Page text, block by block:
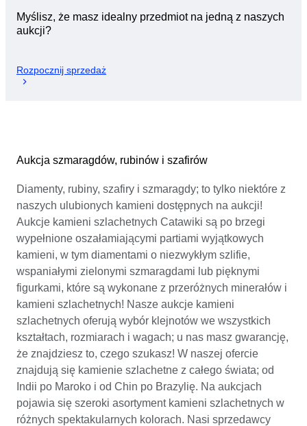
Myślisz, że masz idealny przedmiot na jedną z naszych
aukcji?
Rozpocznij sprzedaż
Aukcja szmaragdów, rubinów i szafirów
Diamenty, rubiny, szafiry i szmaragdy; to tylko niektóre z
naszych ulubionych kamieni dostępnych na aukcji!
Aukcje kamieni szlachetnych Catawiki są po brzegi
wypełnione oszałamiającymi partiami wyjątkowych
kamieni, w tym diamentami o niezwykłym szlifie,
wspaniałymi zielonymi szmaragdami lub pięknymi
figurkami, które są wykonane z przeróżnych minerałów i
kamieni szlachetnych! Nasze aukcje kamieni
szlachetnych oferują wybór klejnotów we wszystkich
kształtach, rozmiarach i wagach; u nas masz gwarancję,
że znajdziesz to, czego szukasz! W naszej ofercie
znajdują się kamienie szlachetne z całego świata; od
Indii po Maroko i od Chin po Brazylię. Na aukcjach
pojawia się szeroki asortyment kamieni szlachetnych w
różnych spektakularnych kolorach. Nasi sprzedawcy